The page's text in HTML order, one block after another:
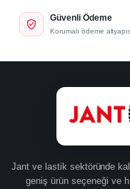
Güvenli Ödeme
Korumalı ödeme
Jant ve lastik sektöründe
geniş ürün seçeneği ve